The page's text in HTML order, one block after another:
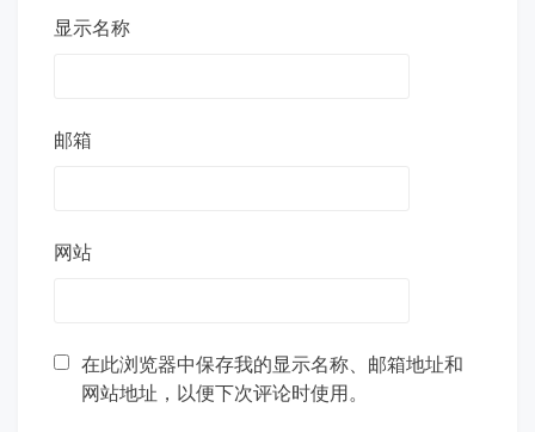
显示名称
邮箱
网站
在此浏览器中保存我的显示名称、邮箱地址和
网站地址，以便下次评论时使用。